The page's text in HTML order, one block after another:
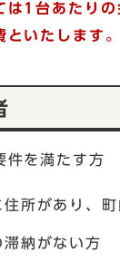
は1台あたり
といたします。
件を満たす方
住所があり、
滞納がない方